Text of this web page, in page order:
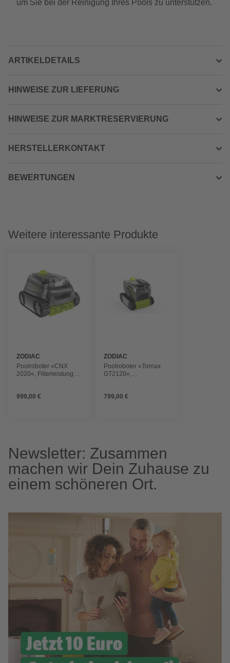
um Sie bei der Reinigung Ihres Pools zu unterstützen.
ARTIKELDETAILS
HINWEISE ZUR LIEFERUNG
HINWEISE ZUR MARKTRESERVIERUNG
HERSTELLERKONTAKT
BEWERTUNGEN
Weitere interessante Produkte
ZODIAC
Poolroboter »CNX
2020«, Filterleistung:
999,00 €
ZODIAC
Poolroboter »Tornax
GT2120«,
W
799,00 €
Newsletter: Zusammen
machen wir Dein Zuhause zu
einem schöneren Ort.